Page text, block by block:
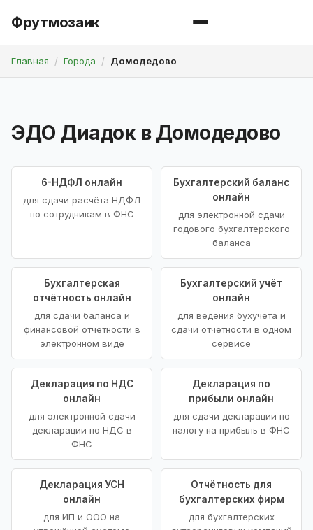
Фрутмозаик
Главная Города Домодедово
ЭДО Диадок в Домодедово
6-НДФЛ онлайн
для сдачи расчёта НДФЛ
по сотрудникам в ФНС
Бухгалтерский баланс
онлайн
для электронной сдачи
годового бухгалтерского
баланса
Бухгалтерская
отчётность онлайн
для сдачи баланса и
финансовой отчётности в
электронном виде
Бухгалтерский учёт
онлайн
для ведения бухучёта и
сдачи отчётности в одном
сервисе
Декларация по НДС
онлайн
для электронной сдачи
декларации по НДС в
ФНС
Декларация по
прибыли онлайн
для сдачи декларации по
налогу на прибыль в ФНС
Декларация УСН
онлайн
для ИП и ООО на
Отчётность для
бухгалтерских фирм
для бухгалтерских